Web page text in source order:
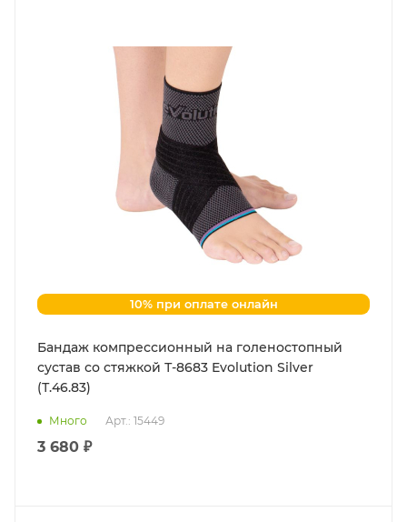
10% при оплате онлайн
Бандаж компрессионный на голеностопный
сустав со стяжкой Т-8683 Evolution Silver
(Т.46.83)
Много Арт.: 15449
3 680 ₽